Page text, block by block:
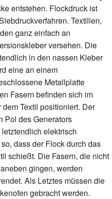
entstehen. Flockdruck ist
Textilien,
ganz einfach an
versehen. Die
in den nassen Kleber
eine an einem
Metallplatte
Fasern befinden sich im
Textil positioniert. Der
Pol des Generators
elektrisch
dass der Flock durch das
schießt. Die Fasern, die nicht
gingen, werden
Als Letztes müssen die
gebracht werden.